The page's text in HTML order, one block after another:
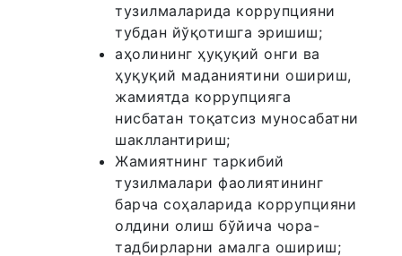
тузилмаларида коррупцияни
тубдан йўқотишга эришиш;
аҳолининг ҳуқуқий онги ва
ҳуқуқий маданиятини ошириш,
жамиятда коррупцияга
нисбатан тоқатсиз муносабатни
шакллантириш;
Жамиятнинг таркибий
тузилмалари фаолиятининг
барча соҳаларида коррупцияни
олдини олиш бўйича чора-
тадбирларни амалга ошириш;